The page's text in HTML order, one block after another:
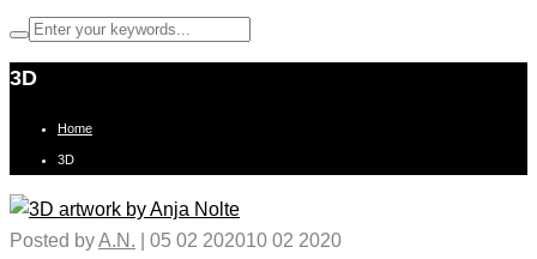
3D
Home
3D
Posted byA.N. 05 02 202010 02 2020